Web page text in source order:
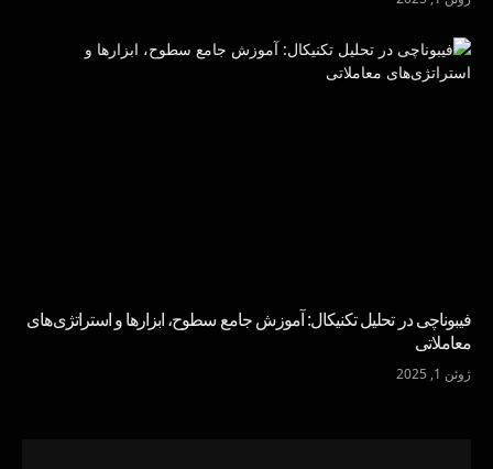
فیبوناچی در تحلیل تکنیکال: آموزش جامع سطوح، ابزارها و استراتژی‌های
معاملاتی
ژوئن 1, 2025